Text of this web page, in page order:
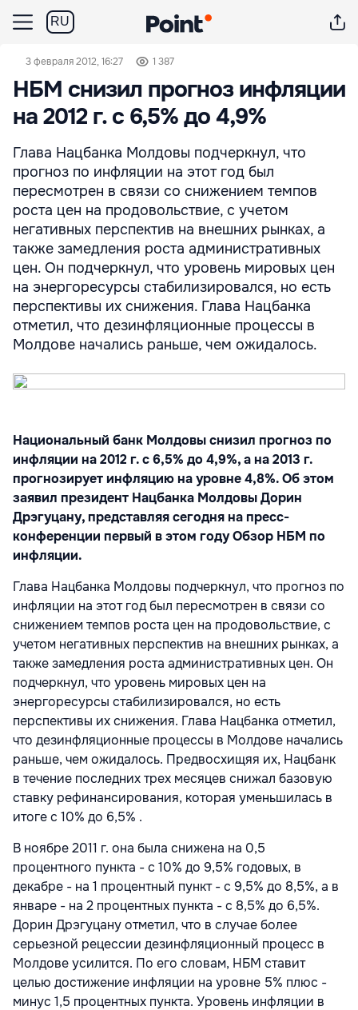
RU
3 февраля 2012, 16:27 1 387
НБМ снизил прогноз инфляции
на 2012 г. с 6,5% до 4,9%
Глава Нацбанка Молдовы подчеркнул, что
прогноз по инфляции на этот год был
пересмотрен в связи со снижением темпов
роста цен на продовольствие, с учетом
негативных перспектив на внешних рынках, а
также замедления роста административных
цен. Он подчеркнул, что уровень мировых цен
на энергоресурсы стабилизировался, но есть
перспективы их снижения. Глава Нацбанка
отметил, что дезинфляционные процессы в
Молдове начались раньше, чем ожидалось.
Национальный банк Молдовы снизил прогноз по
инфляции на 2012 г. с 6,5% до 4,9%, а на 2013 г.
прогнозирует инфляцию на уровне 4,8%. Об этом
заявил президент Нацбанка Молдовы Дорин
Дрэгуцану, представляя сегодня на пресс-
конференции первый в этом году Обзор НБМ по
инфляции.
Глава Нацбанка Молдовы подчеркнул, что прогноз по
инфляции на этот год был пересмотрен в связи со
снижением темпов роста цен на продовольствие, с
учетом негативных перспектив на внешних рынках, а
также замедления роста административных цен. Он
подчеркнул, что уровень мировых цен на
энергоресурсы стабилизировался, но есть
перспективы их снижения. Глава Нацбанка отметил,
что дезинфляционные процессы в Молдове начались
раньше, чем ожидалось. Предвосхищяя их, Нацбанк
в течение последних трех месяцев снижал базовую
ставку рефинансирования, которая уменьшилась в
итоге с 10% до 6,5% .
В ноябре 2011 г. она была снижена на 0,5
процентного пункта - с 10% до 9,5% годовых, в
декабре - на 1 процентный пункт - с 9,5% до 8,5%, а в
январе - на 2 процентных пункта - с 8,5% до 6,5%.
Дорин Дрэгуцану отметил, что в случае более
серьезной рецессии дезинфляционный процесс в
Молдове усилится. По его словам, НБМ ставит
целью достижение инфляции на уровне 5% плюс -
минус 1,5 процентных пункта. Уровень инфляции в